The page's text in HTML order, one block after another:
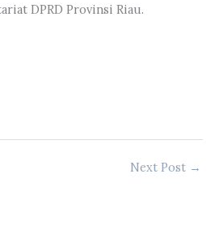
DPRD Provinsi Riau.
Next Post →